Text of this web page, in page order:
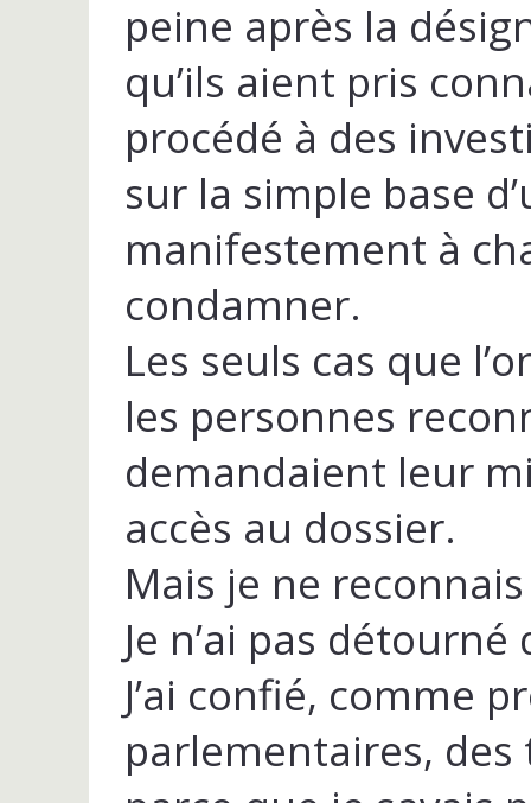
peine après la
qu’ils aient pris
procédé à des
sur la simple base
manifestement à
condamner.
Les seuls cas que
les personnes
demandaient leur
accès au dossier.
Mais je ne
Je n’ai pas
J’ai confié, comme
parlementaires,